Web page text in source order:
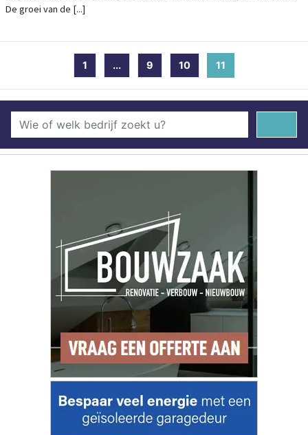
De groei van de [...]
1 ... 9 10 11